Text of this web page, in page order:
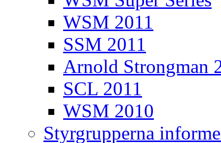
WSM 2011
SSM 2011
Arnold Strongman
SCL 2011
WSM 2010
Styrgrupperna